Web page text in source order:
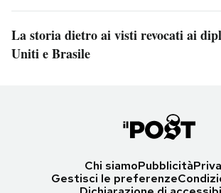
La storia dietro ai visti revocati ai
Uniti e Brasile
Chi siamoPubblicità
Gestisci le preferenze